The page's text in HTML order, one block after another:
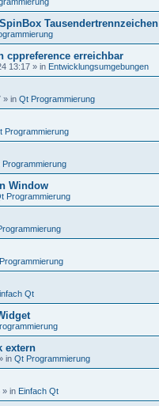
Tausendertrennzeichen
cppreference erreichbar
13:17 » in Entwicklungsumgebungen
» in Qt Programmierung
Programmierung
Programmierung
Window
Programmierung
Qt
extern
in Qt Programmierung
» in Einfach Qt